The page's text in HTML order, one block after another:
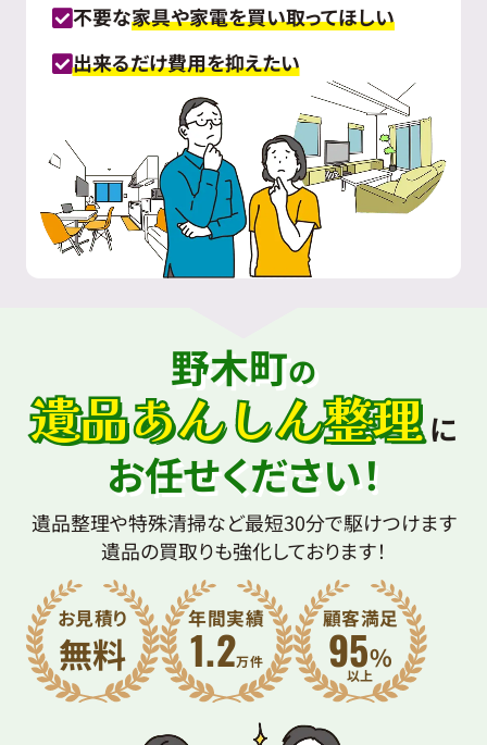
不要な家具や家電を買い取ってほしい
出来るだけ費用を抑えたい
野木町の
遺品あんしん整理 に
お任せください！
遺品整理や特殊清掃など最短30分で駆けつけます
遺品の買取りも強化しております！
お見積り
無料
年間実績
1.2万件
顧客満足
95%